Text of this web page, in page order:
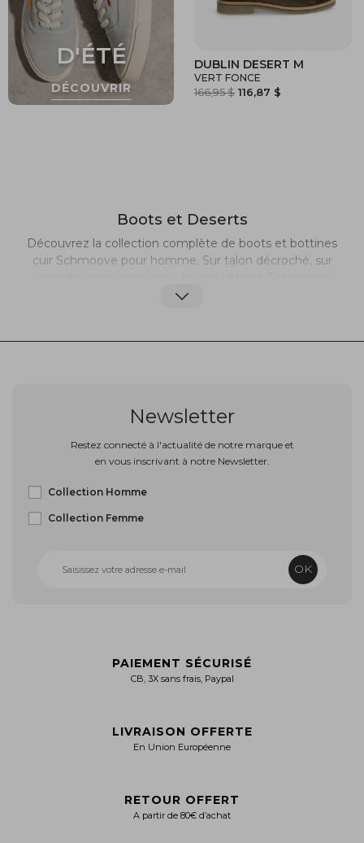
DUBLIN DESERT M
VERT FONCE
166,95 $ 116,87 $
Boots et Deserts
Découvrez la collection complète de boots et bottines
cuir Schmoove pour homme. Sur talon décroché, sur
vous surprendra par son traitement des formes et des
s’adaptent parfaitement à toutes les situations.
Newsletter
Restez connecté à l'actualité de notre marque et
en vous inscrivant à notre Newsletter.
Collection Homme
Collection Femme
OK
PAIEMENT SÉCURISÉ
CB, 3X sans frais, Paypal
LIVRAISON OFFERTE
En Union Européenne
RETOUR OFFERT
A partir de 80€ d’achat